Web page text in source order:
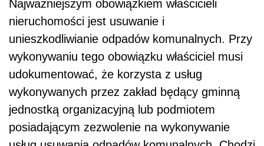
Najważniejszym obowiązkiem właścicieli
nieruchomości jest usuwanie i
unieszkodliwianie odpadów komunalnych. Przy
wykonywaniu tego obowiązku właściciel musi
udokumentować, że korzysta z usług
wykonywanych przez zakład będący gminną
jednostką organizacyjną lub podmiotem
posiadającym zezwolenie na wykonywanie